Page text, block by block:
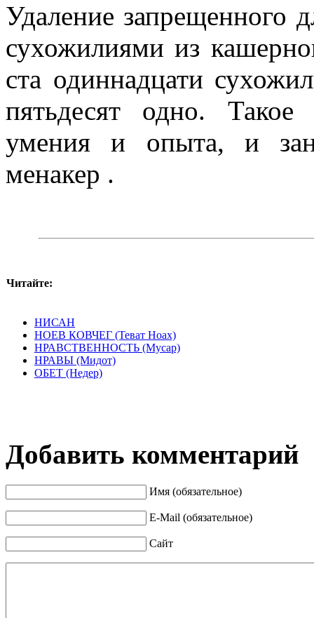
Удаление запрещенного
сухожилиями из
ста одиннадцати
пятьдесят одно. Такое
умения и опыта, и
менакер .
Читайте:
НИСАН
НОЕВ КОВЧЕГ (Теват Hoax)
НРАВСТВЕННОСТЬ (Мусар)
НРАВЫ (Мидот)
ОБЕТ (Недер)
Добавить комментарий
Имя (обязательное)
E-Mail (обязательное)
Сайт